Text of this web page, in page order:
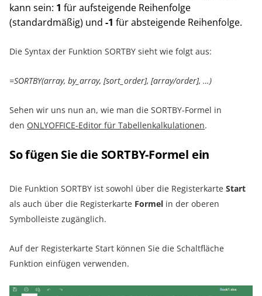
kann sein: 1 für aufsteigende Reihenfolge
(standardmäßig) und -1 für absteigende Reihenfolge.
Die Syntax der Funktion SORTBY sieht wie folgt aus:
=SORTBY(array, by_array, [sort_order], [array/order], …)
Sehen wir uns nun an, wie man die SORTBY-Formel in
den ONLYOFFICE-Editor für Tabellenkalkulationen.
So fügen Sie die SORTBY-Formel ein
Die Funktion SORTBY ist sowohl über die Registerkarte Start
als auch über die Registerkarte Formel in der oberen
Symbolleiste zugänglich.
Auf der Registerkarte Start können Sie die Schaltfläche
Funktion einfügen verwenden.